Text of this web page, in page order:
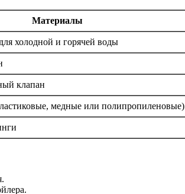
Материалы
холодной и горячей воды
клапан
медные или полипропиленовые)